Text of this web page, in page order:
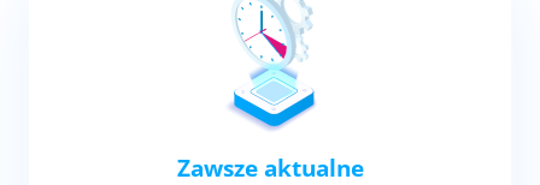
Zawsze aktualne